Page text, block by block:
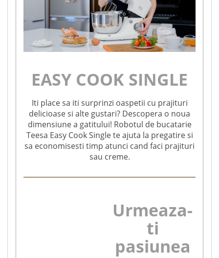
EASY COOK SINGLE
Iti place sa iti surprinzi oaspetii cu prajituri
delicioase si alte gustari? Descopera o noua
dimensiune a gatitului! Robotul de bucatarie
Teesa Easy Cook Single te ajuta la pregatire si
sa economisesti timp atunci cand faci prajituri
sau creme.
Urmeaza-
ti
pasiunea